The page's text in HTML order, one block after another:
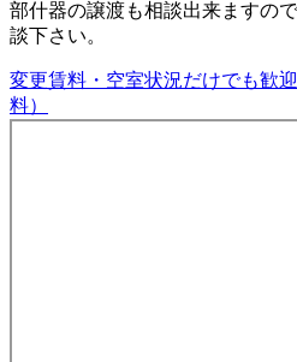
部什器の譲渡も相談出来ますの
談下さい。
変更賃料・空室状況だけでも歓迎
料）